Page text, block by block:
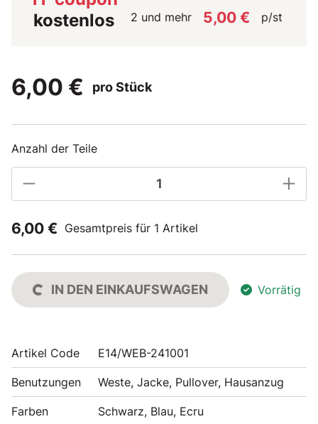
kostenlos
2 und mehr 5,00 € p/st
6,00 € pro Stück
Anzahl der Teile
6,00 € Gesamtpreis für 1 Artikel
IN DEN EINKAUFSWAGEN Vorrätig
Artikel Code E14/WEB-241001
Benutzungen Weste, Jacke, Pullover, Hausanzug
Farben Schwarz, Blau, Ecru